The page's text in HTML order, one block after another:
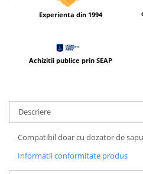
Ascutitori
Creioane colorate
Stilouri
Experienta din 1994
Achizitii publice prin SEAP
Descriere
Compatibil doar cu dozator de
Informatii conformitate produs